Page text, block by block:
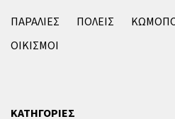
ΠΑΡΑΛΙΕΣ
ΠΟΛΕΙΣ
ΟΙΚΙΣΜΟΙ
ΚΑΤΗΓΟΡΙΕΣ